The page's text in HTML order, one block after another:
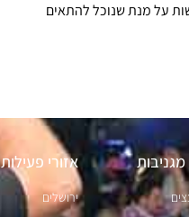
על מנת שנוכל להתאים
אזורי פעילות
ירושלים